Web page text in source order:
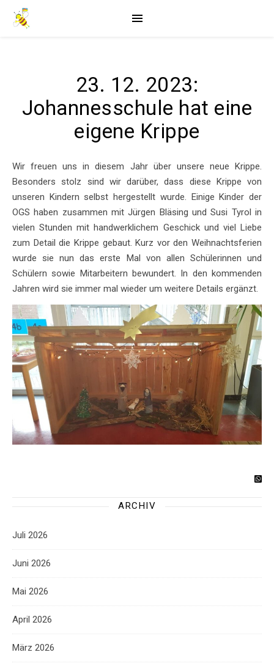
23. 12. 2023:
Johannesschule hat eine
eigene Krippe
Wir freuen uns in diesem Jahr über unsere neue Krippe.
Besonders stolz sind wir darüber, dass diese Krippe von
unseren Kindern selbst hergestellt wurde. Einige Kinder der
OGS haben zusammen mit Jürgen Bläsing und Susi Tyrol in
vielen Stunden mit handwerklichem Geschick und viel Liebe
zum Detail die Krippe gebaut. Kurz vor den Weihnachtsferien
wurde sie nun das erste Mal von allen Schülerinnen und
Schülern sowie Mitarbeitern bewundert. In den kommenden
Jahren wird sie immer mal wieder um weitere Details ergänzt.
ARCHIV
Juli 2026
Juni 2026
Mai 2026
April 2026
März 2026